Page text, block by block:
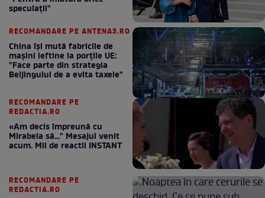
speculații"
RECOMANDARE PE ANTENA3.RO
China își mută fabricile de
mașini ieftine la porțile UE:
"Face parte din strategia
Beijingului de a evita taxele"
RECOMANDARE PE
REDACTIA.RO
«Am decis împreună cu
Mirabela să..." Mesajul venit
acum. Mii de reactii INSTANT
RECOMANDARE PE
REDACTIA.RO